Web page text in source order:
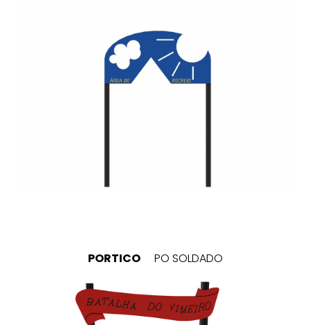
PORTICO PO SOLDADO